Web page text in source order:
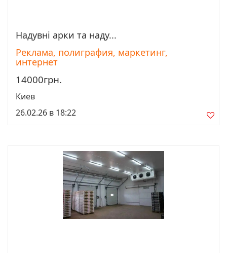
Просмотреть
Надувні арки та наду...
Реклама, полиграфия, маркетинг,
интернет
14000грн.
Киев
26.02.26 в 18:22